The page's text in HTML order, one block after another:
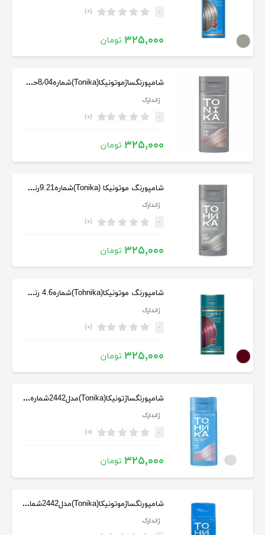
- (۰)
۳۲۵,۰۰۰ تومان
شامپورنگساژموتونیکا(Tonika)شماره8٫04حجم150میل رنگ بلوند متوسط
ژاندارک
- (۰)
۳۲۵,۰۰۰ تومان
شامپورنگ موتونیکا (Tonika)شماره9.21رنگ بلوندخاکستری حجم150میل
ژاندارک
- (۰)
۳۲۵,۰۰۰ تومان
شامپورنگ موتونیکا(Tohnika)شماره4.6 رنگ قرمزکبود حجم 150 میلی لیتر
ژاندارک
- (۰)
۳۲۵,۰۰۰ تومان
شامپورنگساژتونیکا(Tonika)مدل2442شماره9.01حجم150میل بلوند ارغوانی
ژاندارک
- (۰)
۳۲۵,۰۰۰ تومان
شامپورنگساژموتونیکا(Tonika)مدل2442شماره9.02حجم150میلی‌رنگ نقره ای
ژاندارک